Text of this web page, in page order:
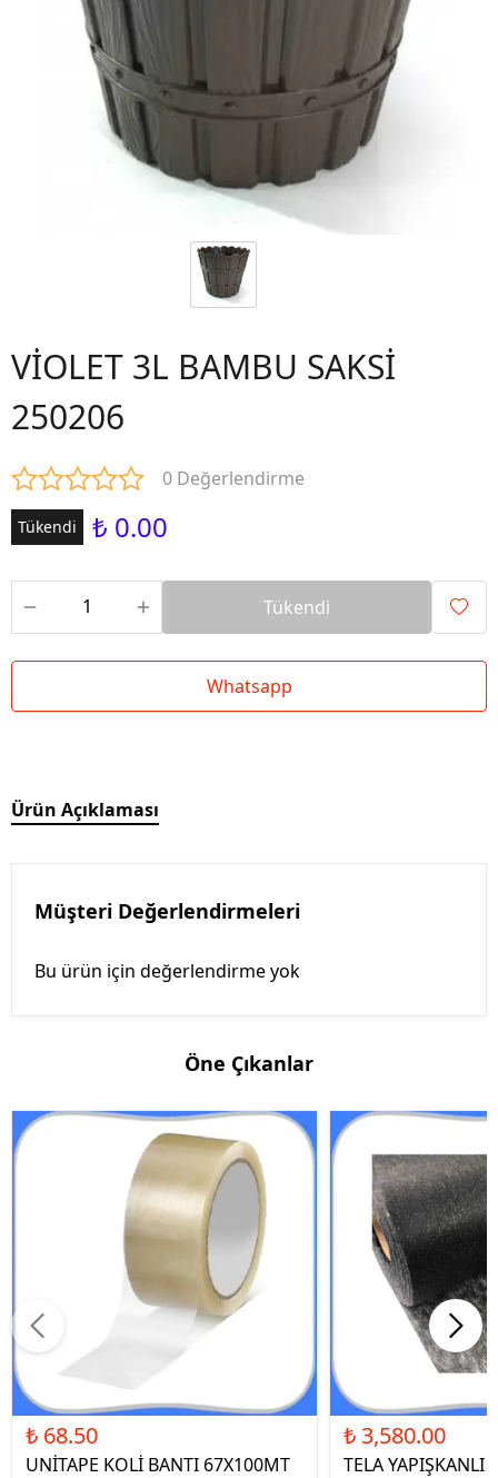
VİOLET 3L BAMBU SAKSİ
250206
0 Değerlendirme
Tükendi ₺ 0.00
Tükendi
Whatsapp
Ürün Açıklaması
Müşteri Değerlendirmeleri
Bu ürün için değerlendirme yok
Öne Çıkanlar
₺ 68.50
UNİTAPE KOLİ BANTI 67X100MT
₺ 3,580.00
TELA YAPIŞKANLI